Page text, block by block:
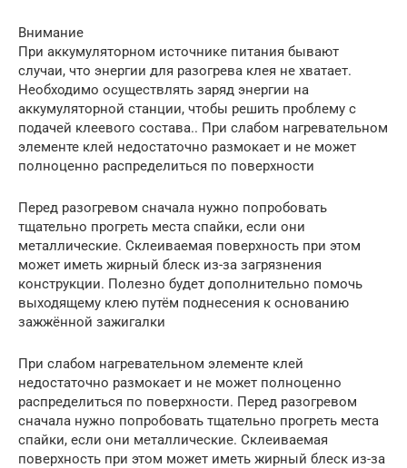
Внимание
При аккумуляторном источнике питания бывают
случаи, что энергии для разогрева клея не хватает.
Необходимо осуществлять заряд энергии на
аккумуляторной станции, чтобы решить проблему с
подачей клеевого состава.. При слабом нагревательном
элементе клей недостаточно размокает и не может
полноценно распределиться по поверхности
Перед разогревом сначала нужно попробовать
тщательно прогреть места спайки, если они
металлические. Склеиваемая поверхность при этом
может иметь жирный блеск из-за загрязнения
конструкции. Полезно будет дополнительно помочь
выходящему клею путём поднесения к основанию
зажжённой зажигалки
При слабом нагревательном элементе клей
недостаточно размокает и не может полноценно
распределиться по поверхности. Перед разогревом
сначала нужно попробовать тщательно прогреть места
спайки, если они металлические. Склеиваемая
поверхность при этом может иметь жирный блеск из-за